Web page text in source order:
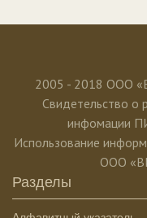
2005 - 2018 ООО
Свидетельство о
инфомации
Использование
ООО
Разделы